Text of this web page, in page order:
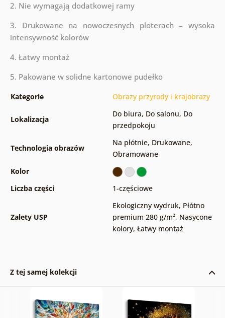
2. Nie wymagają dodatkowej ramy
3. Drukowane na nowoczesnych ploterach – wysoka
intensywność kolorów
4. Łatwy montaż
5. Pakowane w solidne kartonowe pudełko
Kategorie Obrazy przyrody i krajobrazy
Lokalizacja
Do biura, Do salonu, Do
przedpokoju
Technologia obrazów
Na płótnie, Drukowane,
Obramowane
Kolor
Liczba części
1-częściowe
Zalety USP
Ekologiczny wydruk, Płótno
premium 280 g/m², Nasycone
kolory, Łatwy montaż
Z tej samej kolekcji